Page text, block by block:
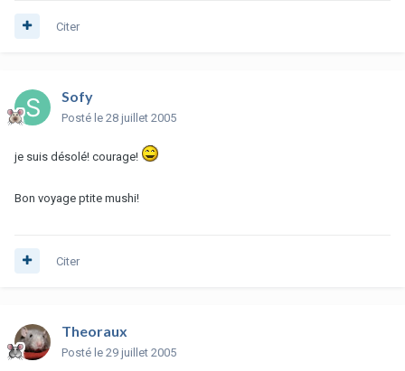
Citer
Sofy
Posté le 28 juillet 2005
je suis désolé! courage!
Bon voyage ptite mushi!
Citer
Theoraux
Posté le 29 juillet 2005